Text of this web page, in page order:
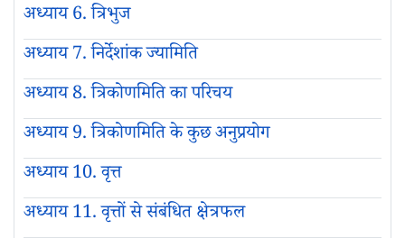
अध्याय 6. त्रिभुज
अध्याय 7. निर्देशांक ज्यामिति
अध्याय 8. त्रिकोणमिति का परिचय
अध्याय 9. त्रिकोणमिति के कुछ अनुप्रयोग
अध्याय 10. वृत्त
अध्याय 11. वृत्तों से संबंधित क्षेत्रफल